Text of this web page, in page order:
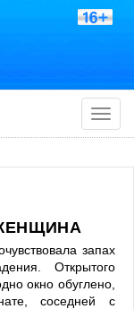
Toggle
запах
Открытого
окно обуглено,
соседней с